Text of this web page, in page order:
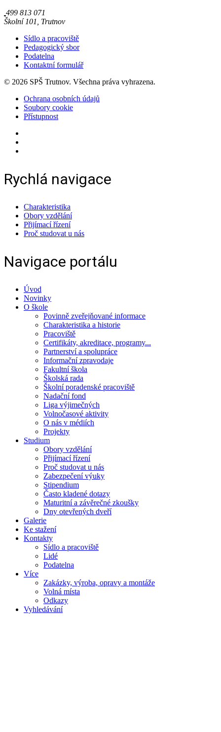
499 813 071
Školní 101, Trutnov
Sídlo a pracoviště
Pedagogický sbor
Podatelna
Kontaktní formulář
© 2026 SPŠ Trutnov. Všechna práva vyhrazena.
Ochrana osobních údajů
Soubory cookie
Přístupnost
Rychlá navigace
Charakteristika
Obory vzdělání
Přijímací řízení
Proč studovat u nás
Navigace portálu
Úvod
Novinky
O škole
Povinně zveřejňované informace
Charakteristika a historie
Pracoviště
Certifikáty, akreditace, programy...
Partnerství a spolupráce
Informační zpravodaje
Fakultní škola
Školská rada
Školní poradenské pracoviště
Nadační fond
Liga výjimečných
Volnočasové aktivity
O nás v médiích
Projekty
Studium
Obory vzdělání
Přijímací řízení
Proč studovat u nás
Zabezpečení výuky
Stipendium
Často kladené dotazy
Maturitní a závěrečné zkoušky
Dny otevřených dveří
Galerie
Ke stažení
Kontakty
Sídlo a pracoviště
Lidé
Podatelna
Více
Zakázky, výroba, opravy a montáže
Volná místa
Odkazy
Vyhledávání